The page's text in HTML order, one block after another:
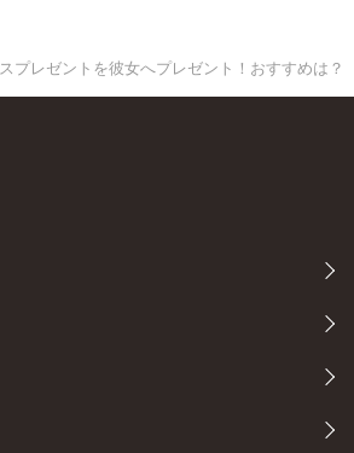
プレゼントを彼女へプレゼント！おすすめは？